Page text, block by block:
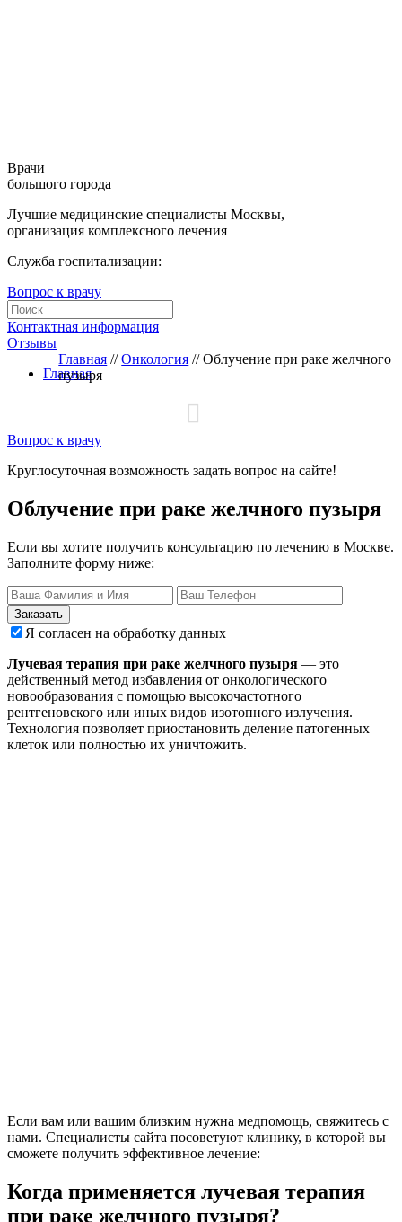
Врачи
большого города
Лучшие медицинские специалисты Москвы,
организация комплексного лечения
Служба госпитализации:
Вопрос к врачу
Контактная информация
Отзывы
Главная
Главная // Онкология // Облучение при раке желчного
пузыря
Вопрос к врачу
Круглосуточная возможность задать вопрос на сайте!
Облучение при раке желчного пузыря
Если вы хотите получить консультацию по лечению в Москве.
Заполните форму ниже:
Заказать
Я согласен на обработку данных
Лучевая терапия при раке желчного пузыря — это
действенный метод избавления от онкологического
новообразования с помощью высокочастотного
рентгеновского или иных видов изотопного излучения.
Технология позволяет приостановить деление патогенных
клеток или полностью их уничтожить.
Если вам или вашим близким нужна медпомощь, свяжитесь с
нами. Специалисты сайта посоветуют клинику, в которой вы
сможете получить эффективное лечение:
Когда применяется лучевая терапия
при раке желчного пузыря?